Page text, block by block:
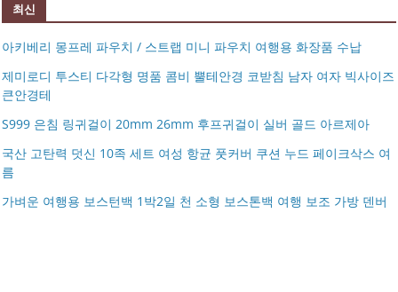
최신
아키베리 몽프레 파우치 / 스트랩 미니 파우치 여행용 화장품 수납
제미로디 투스티 다각형 명품 콤비 뿔테안경 코받침 남자 여자 빅사이즈
큰안경테
S999 은침 링귀걸이 20mm 26mm 후프귀걸이 실버 골드 아르제아
국산 고탄력 덧신 10족 세트 여성 항균 풋커버 쿠션 누드 페이크삭스 여
름
가벼운 여행용 보스턴백 1박2일 천 소형 보스톤백 여행 보조 가방 덴버
아키베리 몽프레 파우치 / 스트랩 미니 파우치 여행용 화장
품 수납
제미로디 투스티 다각형 명품 콤비 뿔테안경 코받침 남자